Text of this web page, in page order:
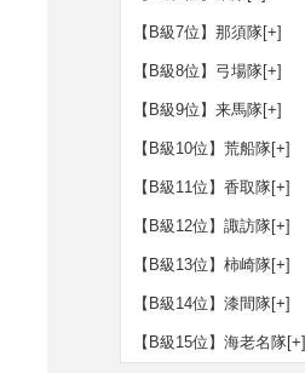
【B級7位】那須隊[+]
【B級8位】弓場隊[+]
【B級9位】来馬隊[+]
【B級10位】荒船隊[+]
【B級11位】香取隊[+]
【B級12位】諏訪隊[+]
【B級13位】柿崎隊[+]
【B級14位】漆間隊[+]
【B級15位】海老名隊[+]